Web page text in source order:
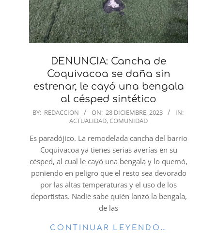
DENUNCIA: Cancha de
Coquivacoa se daña sin
estrenar, le cayó una bengala
al césped sintético
2023-
28
BY: REDACCION ON: 28 DICIEMBRE, 2023
IN:
ACTUALIDAD, COMUNIDAD
Es paradójico. La remodelada cancha del barrio
Coquivacoa ya tienes serias averías en su
césped, al cual le cayó una bengala y lo quemó,
poniendo en peligro que el resto sea devorado
por las altas temperaturas y el uso de los
deportistas. Nadie sabe quién lanzó la bengala,
de las
CONTINUAR LEYENDO…